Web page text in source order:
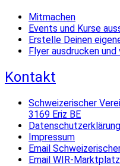
Mitmachen
Events und Kurse
Erstelle Deinen
Flyer ausdrucken
Kontakt
Schweizerischer
3169 Eriz BE
Datenschutzerklärung
Impressum
Email
Email WIR-Marktplatz